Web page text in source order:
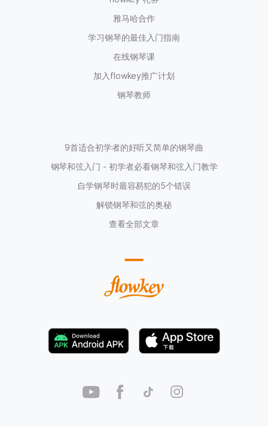
雅马哈合作
学习钢琴的最佳入门指南
在线钢琴课
加入flowkey推广计划
钢琴教师
9首适合初学者的好听又简单的钢琴曲
钢琴和弦入门 - 初学者必看钢琴和弦入门教学
自学钢琴时最容易犯的5个错误
解锁钢琴和弦的奥秘
查看全部文章